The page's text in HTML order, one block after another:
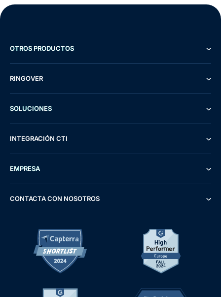
OTROS PRODUCTOS
RINGOVER
SOLUCIONES
INTEGRACIÓN CTI
EMPRESA
CONTACTA CON NOSOTROS